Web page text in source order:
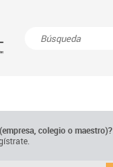
colegio o maestro)?